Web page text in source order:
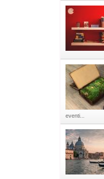
eventi...